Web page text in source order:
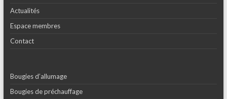
Actualités
Espace membres
Contact
Bougies d’allumage
Bougies de préchauffage